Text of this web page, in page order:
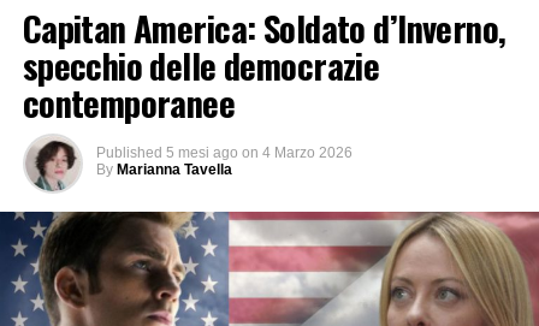
Capitan America: Soldato d’Inverno,
specchio delle democrazie
contemporanee
Published 5 mesi ago on 4 Marzo 2026
By Marianna Tavella